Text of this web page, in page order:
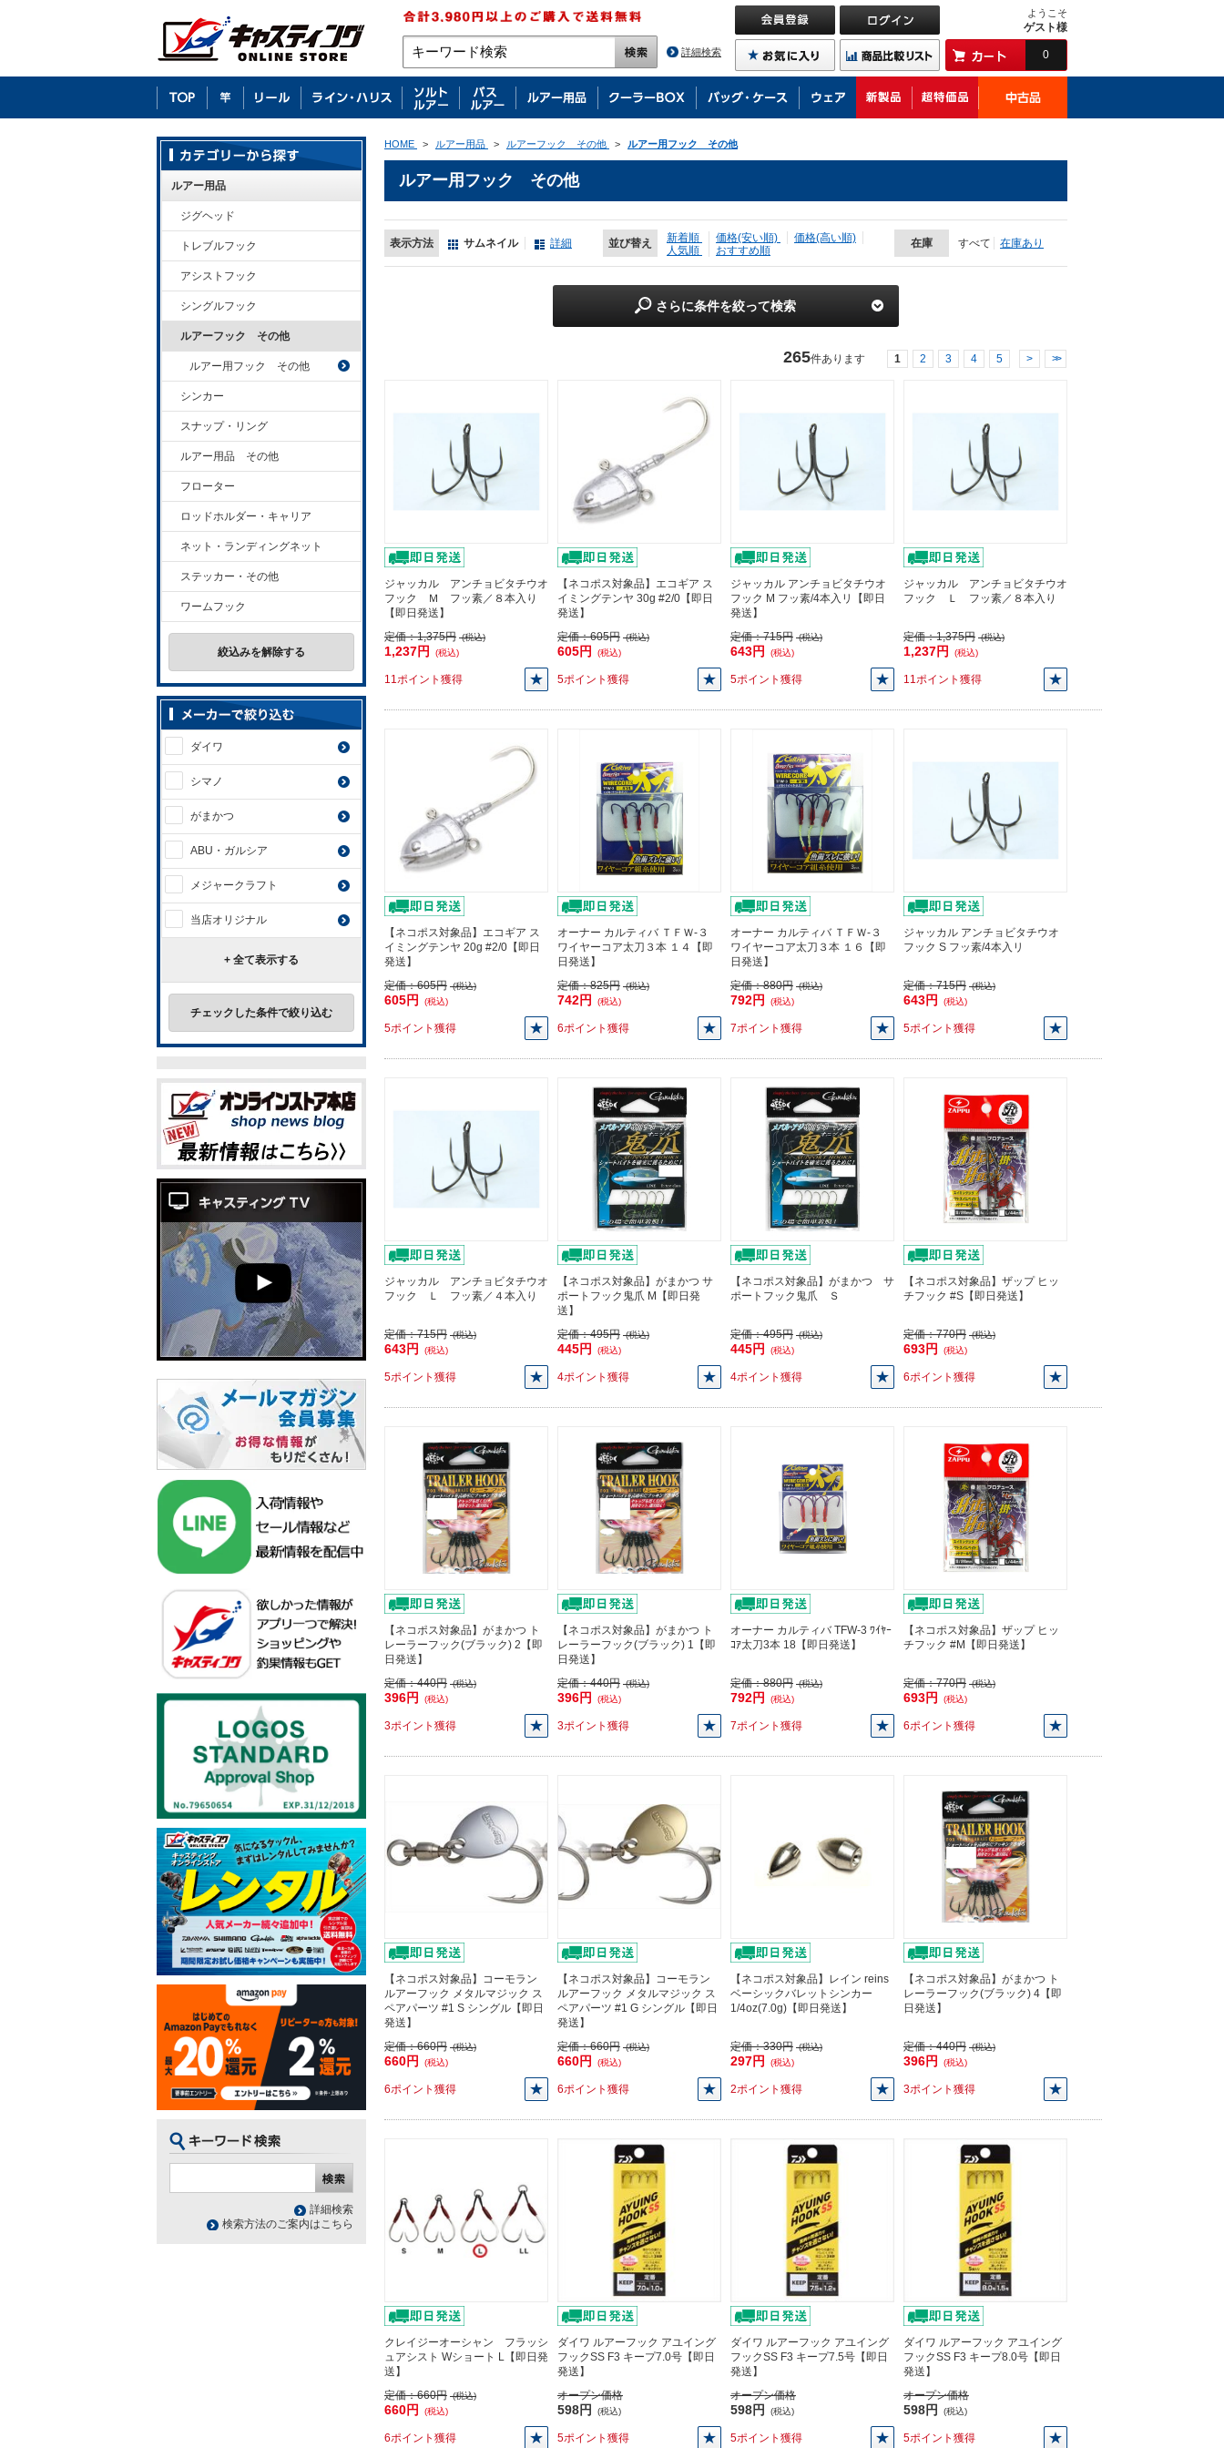
詳細検索
ようこそ
ゲスト様
0
HOME > ルアー用品 > ルアーフック その他 > ルアー用フック その他
ルアー用フック その他
表示方法 サムネイル 詳細 並び替え 新着順 価格(安い順)
価格(高い順)
人気順
おすすめ順
在庫 すべて 在庫あり
さらに条件を絞って検索
265件あります 1 2 3 4 5 > >>
ジャッカル アンチョビタチウオ
フック Ｍ フッ素／８本入り
【即日発送】
定価：1,375円 (税込)
1,237円 (税込)
11ポイント獲得
【ネコポス対象品】エコギア ス
イミングテンヤ 30g #2/0【即日
発送】
定価：605円 (税込)
605円 (税込)
5ポイント獲得
ジャッカル アンチョビタチウオ
フック M フッ素/4本入リ【即日
発送】
定価：715円 (税込)
643円 (税込)
5ポイント獲得
ジャッカル アンチョビタチウオ
フック Ｌ フッ素／８本入り
定価：1,375円 (税込)
1,237円 (税込)
11ポイント獲得
【ネコポス対象品】エコギア ス
イミングテンヤ 20g #2/0【即日
発送】
定価：605円 (税込)
605円 (税込)
5ポイント獲得
オーナー カルティバ ＴＦＷ-３
ワイヤーコア太刀３本 １４【即
日発送】
定価：825円 (税込)
742円 (税込)
6ポイント獲得
オーナー カルティバ ＴＦＷ-３
ワイヤーコア太刀３本 １６【即
日発送】
定価：880円 (税込)
792円 (税込)
7ポイント獲得
ジャッカル アンチョビタチウオ
フック S フッ素/4本入リ
定価：715円 (税込)
643円 (税込)
5ポイント獲得
ジャッカル アンチョビタチウオ
フック Ｌ フッ素／４本入り
定価：715円 (税込)
643円 (税込)
5ポイント獲得
【ネコポス対象品】がまかつ サ
ポートフック鬼爪 M【即日発
送】
定価：495円 (税込)
445円 (税込)
4ポイント獲得
【ネコポス対象品】がまかつ サ
ポートフック鬼爪 Ｓ
定価：495円 (税込)
445円 (税込)
4ポイント獲得
【ネコポス対象品】ザップ ヒッ
チフック #S【即日発送】
定価：770円 (税込)
693円 (税込)
6ポイント獲得
【ネコポス対象品】がまかつ ト
レーラーフック(ブラック) 2【即
日発送】
定価：440円 (税込)
396円 (税込)
3ポイント獲得
【ネコポス対象品】がまかつ ト
レーラーフック(ブラック) 1【即
日発送】
定価：440円 (税込)
396円 (税込)
3ポイント獲得
オーナー カルティバ TFW-3 ﾜｲﾔｰ
ｺｱ太刀3本 18【即日発送】
定価：880円 (税込)
792円 (税込)
7ポイント獲得
【ネコポス対象品】ザップ ヒッ
チフック #M【即日発送】
定価：770円 (税込)
693円 (税込)
6ポイント獲得
【ネコポス対象品】コーモラン
ルアーフック メタルマジック ス
ペアパーツ #1 S シングル【即日
発送】
定価：660円 (税込)
660円 (税込)
6ポイント獲得
【ネコポス対象品】コーモラン
ルアーフック メタルマジック ス
ペアパーツ #1 G シングル【即日
発送】
定価：660円 (税込)
660円 (税込)
6ポイント獲得
【ネコポス対象品】レイン reins
ベーシックバレットシンカー
1/4oz(7.0g)【即日発送】
定価：330円 (税込)
297円 (税込)
2ポイント獲得
【ネコポス対象品】がまかつ ト
レーラーフック(ブラック) 4【即
日発送】
定価：440円 (税込)
396円 (税込)
3ポイント獲得
クレイジーオーシャン フラッシ
ュアシスト Wショート L【即日発
送】
定価：660円 (税込)
660円 (税込)
6ポイント獲得
ダイワ ルアーフック アユイング
フックSS F3 キープ7.0号【即日
発送】
オープン価格
598円 (税込)
5ポイント獲得
ダイワ ルアーフック アユイング
フックSS F3 キープ7.5号【即日
発送】
オープン価格
598円 (税込)
5ポイント獲得
ダイワ ルアーフック アユイング
フックSS F3 キープ8.0号【即日
発送】
オープン価格
598円 (税込)
5ポイント獲得
ルアー用品
ジグヘッド
トレブルフック
アシストフック
シングルフック
ルアーフック その他
ルアー用フック その他
シンカー
スナップ・リング
ルアー用品 その他
フローター
ロッドホルダー・キャリア
ネット・ランディングネット
ステッカー・その他
ワームフック
絞込みを解除する
ダイワ
シマノ
がまかつ
ABU・ガルシア
メジャークラフト
当店オリジナル
+ 全て表示する
チェックした条件で絞り込む
詳細検索
検索方法のご案内はこちら